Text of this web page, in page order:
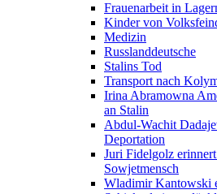
Frauenarbeit in
Kinder von
Medizin
Russlanddeutsche
Stalins Tod
Transport nach
Irina Abramowna
an Stalin
Abdul-Wachit
Deportation
Juri Fidelgolz
Sowjetmensch
Wladimir Kantowski